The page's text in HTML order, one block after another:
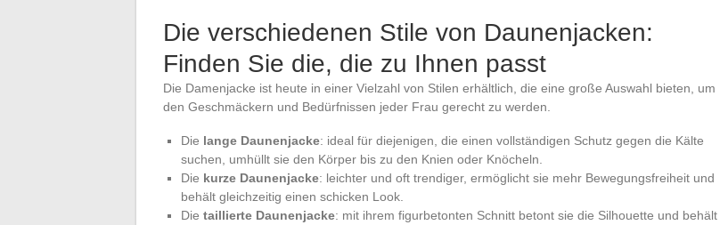
Die verschiedenen Stile von Daunenjacken:
Finden Sie die, die zu Ihnen passt
Die Damenjacke ist heute in einer Vielzahl von Stilen erhältlich, die eine große Auswahl bieten, um
den Geschmäckern und Bedürfnissen jeder Frau gerecht zu werden.
Die lange Daunenjacke: ideal für diejenigen, die einen vollständigen Schutz gegen die Kälte
suchen, umhüllt sie den Körper bis zu den Knien oder Knöcheln.
Die kurze Daunenjacke: leichter und oft trendiger, ermöglicht sie mehr Bewegungsfreiheit und
behält gleichzeitig einen schicken Look.
Die taillierte Daunenjacke: mit ihrem figurbetonten Schnitt betont sie die Silhouette und behält